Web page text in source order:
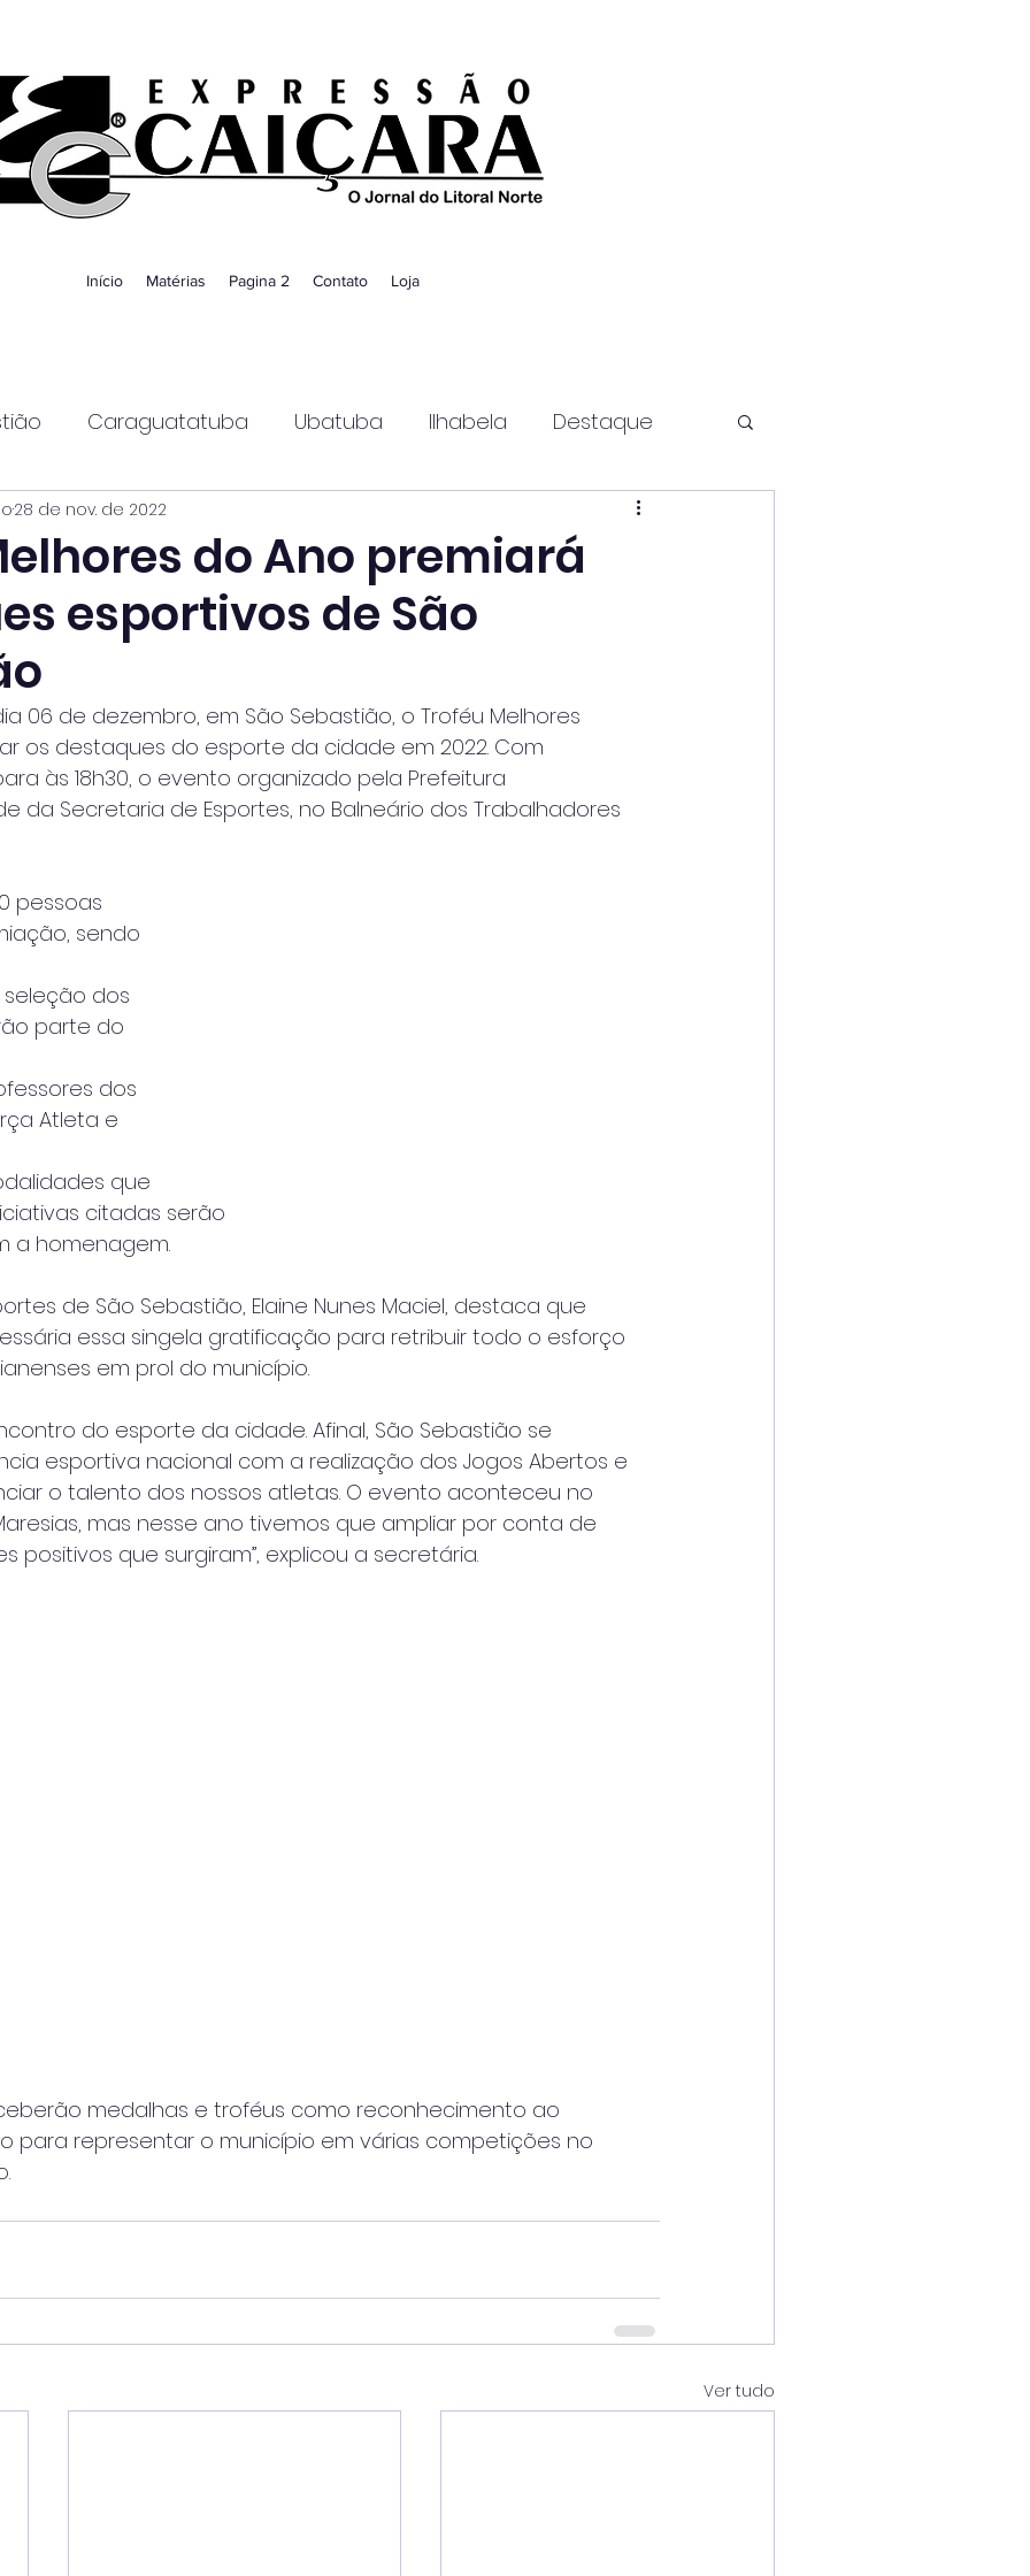
Início Matérias Pagina 2 Contato Loja
Caraguatatuba Ubatuba Ilhabela Destaque
Guaratinguetá
do Ano premiará
esportivos de São
28 de nov. de 2022
06 de dezembro, em São Sebastião, o Troféu Melhores
os destaques do esporte da cidade em 2022. Com
às 18h30, o evento organizado pela Prefeitura
da Secretaria de Esportes, no Balneário dos Trabalhadores
pessoas
sendo
seleção dos
parte do
dos
Atleta e
que
citadas serão
a homenagem.
de São Sebastião, Elaine Nunes Maciel, destaca que
essa singela gratificação para retribuir todo o esforço
em prol do município.
do esporte da cidade. Afinal, São Sebastião se
esportiva nacional com a realização dos Jogos Abertos e
o talento dos nossos atletas. O evento aconteceu no
mas nesse ano tivemos que ampliar por conta de
positivos que surgiram”, explicou a secretária.
medalhas e troféus como reconhecimento ao
para representar o município em várias competições no
Ver tudo